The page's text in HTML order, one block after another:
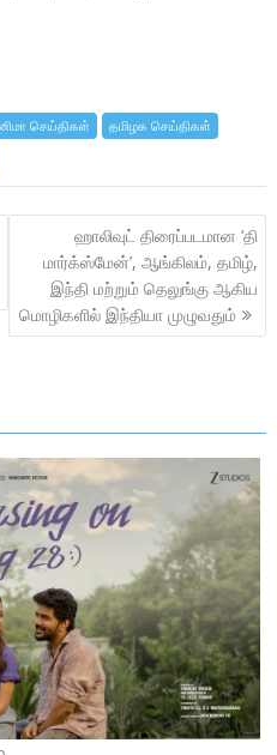
செய்திகள்
தமிழக செய்திகள்
ஹாலிவுட் திரைப்படமான ‘தி
மார்க்ஸ்மேன்’, ஆங்கிலம், தமிழ்,
இந்தி மற்றும் தெலுங்கு ஆகிய
மொழிகளில் இந்தியா முழுவதும்